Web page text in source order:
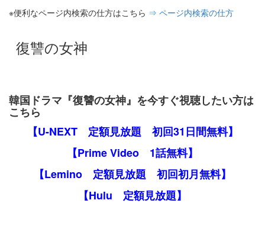
※便利なページ内検索の仕方はこちら ⇒ ページ内検索の仕方
復讐の女神
韓国ドラマ『復讐の女神』を今すぐ視聴したい方は
こちら
【U-NEXT 定額見放題 初回31日間無料】
【Prime Video 1話無料】
【Lemino 定額見放題 初回初月無料】
【Hulu 定額見放題】